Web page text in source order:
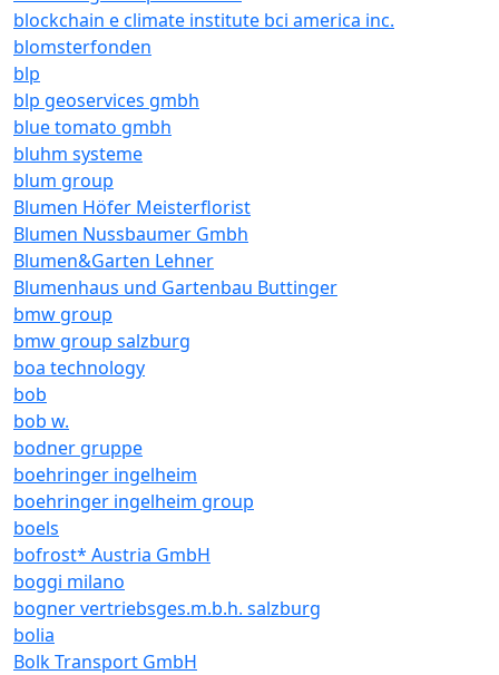
blockchain e climate institute bci america inc.
blomsterfonden
blp
blp geoservices gmbh
blue tomato gmbh
bluhm systeme
blum group
Blumen Höfer Meisterflorist
Blumen Nussbaumer Gmbh
Blumen&Garten Lehner
Blumenhaus und Gartenbau Buttinger
bmw group
bmw group salzburg
boa technology
bob
bob w.
bodner gruppe
boehringer ingelheim
boehringer ingelheim group
boels
bofrost* Austria GmbH
boggi milano
bogner vertriebsges.m.b.h. salzburg
bolia
Bolk Transport GmbH